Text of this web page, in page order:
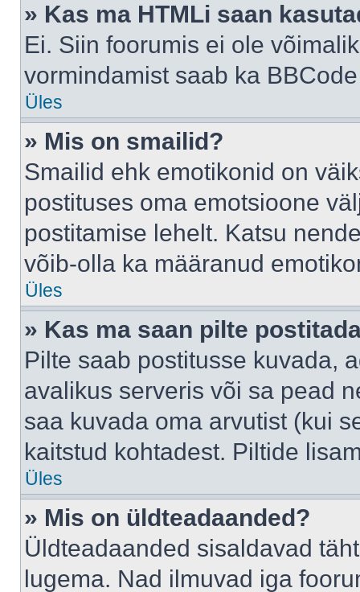
» Kas ma HTMLi saan
Ei. Siin foorumis ei ole
vormindamist saab ka
Üles
» Mis on smailid?
Smailid ehk emotikonid on
postituses oma emotsioone
postitamise lehelt. Katsu
võib-olla ka määranud
Üles
» Kas ma saan pilte
Pilte saab postitusse kuvada,
avalikus serveris või sa pead
saa kuvada oma arvutist (kui
kaitstud kohtadest. Piltide
Üles
» Mis on üldteadaanded?
Üldteadaanded sisaldavad
lugema. Nad ilmuvad iga